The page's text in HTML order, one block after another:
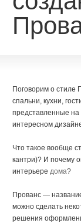
Поговорим о стиле
спальни, кухни,
представленные на
интересном
Что такое вообще
кантри)? И почему
интерьередома?
Прованс —
можно сделать
решения